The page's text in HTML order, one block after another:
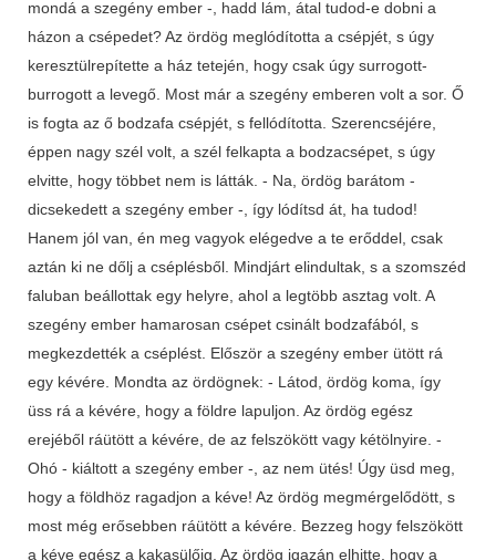
mondá a szegény ember -, hadd lám, átal tudod-e dobni a
házon a csépedet? Az ördög meglódította a csépjét, s úgy
keresztülrepítette a ház tetején, hogy csak úgy surrogott-
burrogott a levegő. Most már a szegény emberen volt a sor. Ő
is fogta az ő bodzafa csépjét, s fellódította. Szerencséjére,
éppen nagy szél volt, a szél felkapta a bodzacsépet, s úgy
elvitte, hogy többet nem is látták. - Na, ördög barátom -
dicsekedett a szegény ember -, így lódítsd át, ha tudod!
Hanem jól van, én meg vagyok elégedve a te erőddel, csak
aztán ki ne dőlj a cséplésből. Mindjárt elindultak, s a szomszéd
faluban beállottak egy helyre, ahol a legtöbb asztag volt. A
szegény ember hamarosan csépet csinált bodzafából, s
megkezdették a cséplést. Először a szegény ember ütött rá
egy kévére. Mondta az ördögnek: - Látod, ördög koma, így
üss rá a kévére, hogy a földre lapuljon. Az ördög egész
erejéből ráütött a kévére, de az felszökött vagy kétölnyire. -
Ohó - kiáltott a szegény ember -, az nem ütés! Úgy üsd meg,
hogy a földhöz ragadjon a kéve! Az ördög megmérgelődött, s
most még erősebben ráütött a kévére. Bezzeg hogy felszökött
a kéve egész a kakasülőig. Az ördög igazán elhitte, hogy a